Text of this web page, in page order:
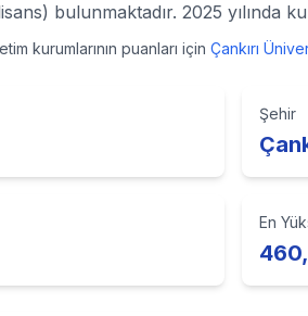
bulunmaktadır. 2025 yılında
kurumlarının puanları için Çankırı
Şehir
En